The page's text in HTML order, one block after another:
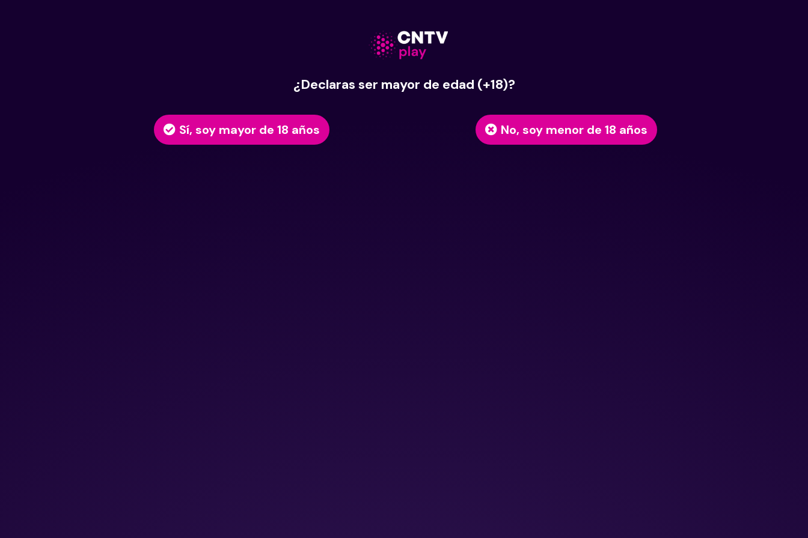
¿Declaras ser mayor de edad (+18)?
Sí, soy mayor de 18 años No, soy menor de 18 años